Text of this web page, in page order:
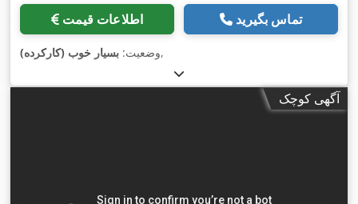
اطلاعات قیمت تماس بگیرید
وضعیت: بسیار خوب (کارکرده) ,
آگهی کوچک